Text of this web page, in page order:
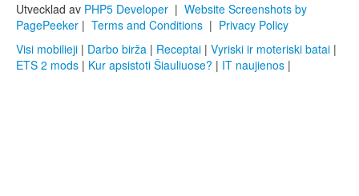
Utvecklad av PHP5 Developer | Website Screenshots by
PagePeeker | Terms and Conditions | Privacy Policy
Visi mobilieji | Darbo birža | Receptai | Vyriski ir moteriski batai |
ETS 2 mods | Kur apsistoti Šiauliuose? | IT naujienos |